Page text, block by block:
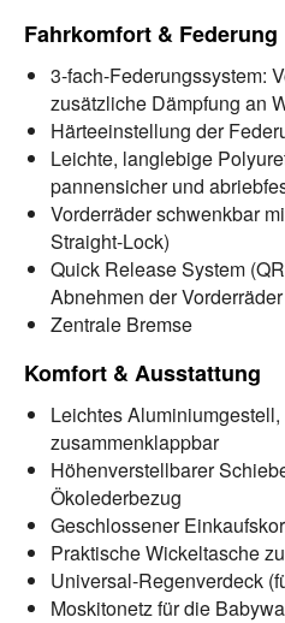
Fahrkomfort & Federung
3-fach-Federungssystem:
zusätzliche Dämpfung an
Härteeinstellung der
Leichte, langlebige
pannensicher und
Vorderräder schwenkbar
Straight-Lock)
Quick Release System
Abnehmen der Vorderräder
Zentrale Bremse
Komfort & Ausstattung
Leichtes
zusammenklappbar
Höhenverstellbarer
Ökolederbezug
Geschlossener
Praktische Wickeltasche
Universal-Regenverdeck
Moskitonetz für die